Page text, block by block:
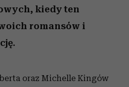
kiedy ten
romansów i
oraz Michelle Kingów